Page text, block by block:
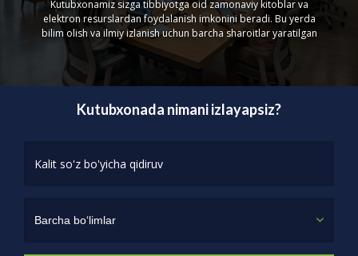
Kutubxonamiz sizga tibbiyotga oid zamonaviy kitoblar va
elektron resurslardan foydalanish imkonini beradi. Bu yerda
bilim olish va ilmiy izlanish uchun barcha sharoitlar yaratilgan
Kutubxonada nimani izlayapsiz?
Barcha bo‘limlar